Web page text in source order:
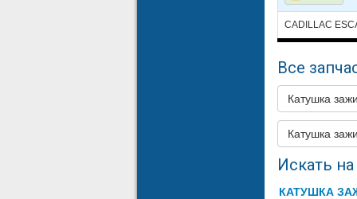
CADILLAC
Все
Катушка
Катушка
Искать
КАТУШКА